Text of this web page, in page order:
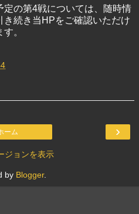
の第4戦については、随時情
続き当HPをご確認いただけ
。
›
ーム
ジョンを表示
by Blogger.